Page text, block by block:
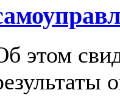
этом